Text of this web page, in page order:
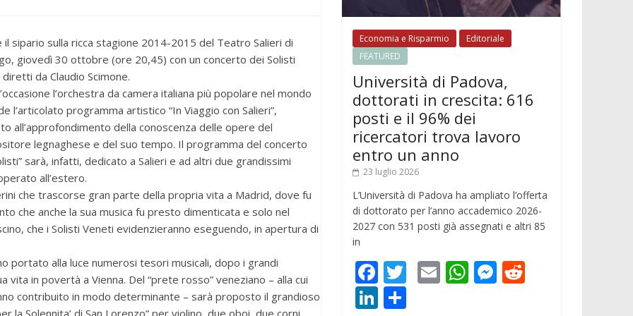
il sipario sulla ricca stagione 2014-2015 del Teatro Salieri di
giovedì 30 ottobre (ore 20,45) con un concerto dei Solisti
da Claudio Scimone.
l’orchestra da camera italiana più popolare nel mondo
l’articolato programma artistico “In Viaggio con Salieri”,
all’approfondimento della conoscenza delle opere del
legnaghese e del suo tempo. Il programma del concerto
sarà, infatti, dedicato a Salieri e ad altri due grandissimi
all’estero.
che trascorse gran parte della propria vita a Madrid, dove fu
che anche la sua musica fu presto dimenticata e solo nel
che i Solisti Veneti evidenzieranno eseguendo, in apertura di
portato alla luce numerosi tesori musicali, dopo i grandi
in povertà a Vienna. Del “prete rosso” veneziano – alla cui
contribuito in modo determinante – sarà proposto il grandioso
Solennita’ di San Lorenzo” per violino, due oboi, due corni,
Economia e Risparmio
Editoriale
FEATURED
Università di Padova,
dottorati in crescita: 616
posti e il 96% dei
ricercatori trova lavoro
entro un anno
23 luglio 2026
L’Università di Padova ha ampliato l’offerta
di dottorato per l’anno accademico 2026-
2027 con 531 posti già assegnati e altri 85
in
F
ac
T E W M
Li